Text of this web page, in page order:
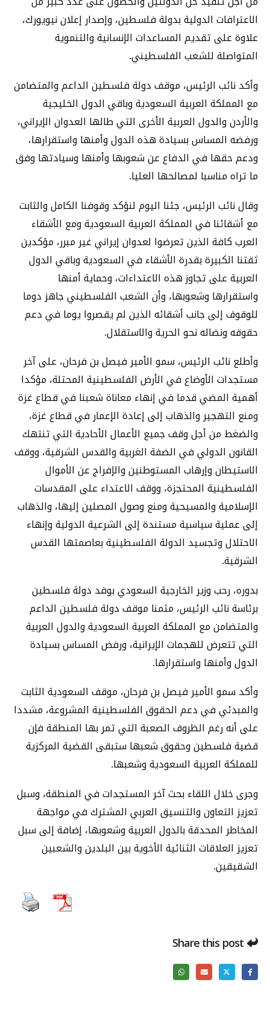
الاعترافات الدولية بدولة فلسطين، وإصدار إعلان نيويورك،
علاوة على تقديم المساعدات الإنسانية والتنموية
المتواصلة للشعب الفلسطيني.
وأكد نائب الرئيس، موقف دولة فلسطين الداعم والمتضامن
مع المملكة العربية السعودية وباقي الدول الخليجية
والأردن والدول العربية الأخرى التي طالها العدوان الإيراني،
ورفضه المساس بسيادة هذه الدول وأمنها واستقرارها،
ودعم حقها في الدفاع عن شعوبها وأمنها وسيادتها وفق
ما تراه مناسبا لمصالحها العليا.
وقال نائب الرئيس، جئنا اليوم لنؤكد وقوفنا الكامل والثابت
مع أشقائنا في المملكة العربية السعودية ومع الأشقاء
العرب كافة الذين تعرضوا لعدوان إيراني غير مبرر، مؤكدين
ثقتنا الكبيرة بقدرة الأشقاء في السعودية وباقي الدول
العربية على تجاوز هذه الاعتداءات، وحماية أمنها
واستقرارها وشعوبها، وأن الشعب الفلسطيني جاهز دوما
للوقوف إلى جانب أشقائه الذين لم يقصروا يوما في دعم
حقوقه ونضاله نحو الحرية والاستقلال.
وأطلع نائب الرئيس، سمو الأمير فيصل بن فرحان، على آخر
مستجدات الأوضاع في الأرض الفلسطينية المحتلة، مؤكدا
أهمية المضي قدما في إنهاء معاناة شعبنا في قطاع غزة
ومنع التهجير والذهاب إلى إعادة الإعمار في قطاع غزة،
والضغط من أجل وقف جميع الأعمال الأحادية التي تنتهك
القانون الدولي في الضفة الغربية والقدس الشرقية، ووقف
الاستيطان وإرهاب المستوطنين والإفراج عن الأموال
الفلسطينية المحتجزة، ووقف الاعتداء على المقدسات
الإسلامية والمسيحية ومنع وصول المصلين إليها، والذهاب
إلى عملية سياسية مستندة إلى الشرعية الدولية وإنهاء
الاحتلال وتجسيد الدولة الفلسطينية بعاصمتها القدس
الشرقية.
بدوره، رحب وزير الخارجية السعودي بوفد دولة فلسطين
برئاسة نائب الرئيس، مثمنا موقف دولة فلسطين الداعم
والمتضامن مع المملكة العربية السعودية والدول العربية
التي تتعرض للهجمات الإيرانية، ورفض المساس بسيادة
الدول وأمنها واستقرارها.
وأكد سمو الأمير فيصل بن فرحان، موقف السعودية الثابت
والمبدئي في دعم الحقوق الفلسطينية المشروعة، مشددا
على أنه رغم الظروف الصعبة التي تمر بها المنطقة فإن
قضية فلسطين وحقوق شعبها ستبقى القضية المركزية
للمملكة العربية السعودية وشعبها.
وجرى خلال اللقاء بحث آخر المستجدات في المنطقة، وسبل
تعزيز التعاون والتنسيق العربي المشترك في مواجهة
المخاطر المحدقة بالدول العربية وشعوبها، إضافة إلى سبل
تعزيز العلاقات الثنائية الأخوية بين البلدين والشعبين
الشقيقين.
Share this post